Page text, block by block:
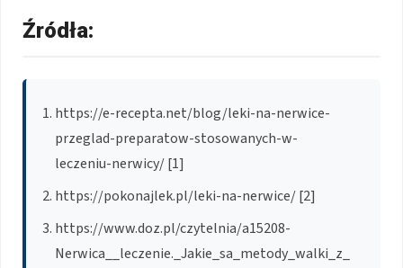
Źródła:
https://e-recepta.net/blog/leki-na-nerwice-
przeglad-preparatow-stosowanych-w-
leczeniu-nerwicy/ [1]
https://pokonajlek.pl/leki-na-nerwice/ [2]
https://www.doz.pl/czytelnia/a15208-
Nerwica__leczenie._Jakie_sa_metody_walki_z_